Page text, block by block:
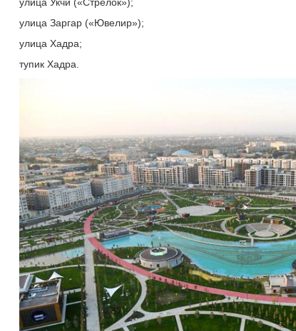
улица Заргар («Ювелир»);
улица Хадра;
тупик Хадра.